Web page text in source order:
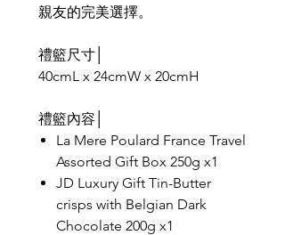
親友的完美選擇。
禮籃尺寸│
40cmL x 24cmW x 20cmH
禮籃內容│
La Mere Poulard France Travel
Assorted Gift Box 250g x1
JD Luxury Gift Tin-Butter
crisps with Belgian Dark
Chocolate 200g x1